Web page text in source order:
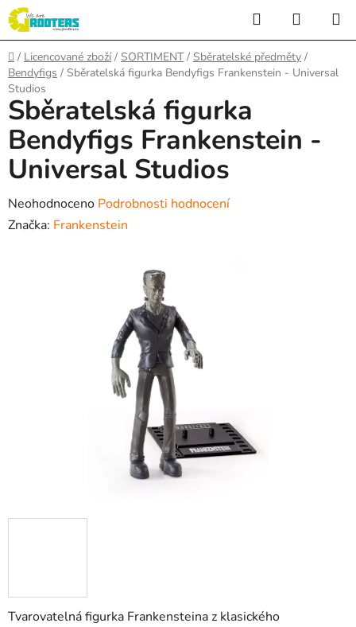
Přejít
na
obsah
Hledat
KOŠÍK
Domů
/ Licencované zboží / SORTIMENT / Sběratelské předměty /
Bendyfigs / Sběratelská figurka Bendyfigs Frankenstein - Universal
Studios
Tvarovatelná figurka Frankensteina z klasického
Sběratelská figurka
Bendyfigs Frankenstein -
Universal Studios
Průměrné
hodnocení
Neohodnoceno Podrobnosti hodnocení
Značka: Frankenstein